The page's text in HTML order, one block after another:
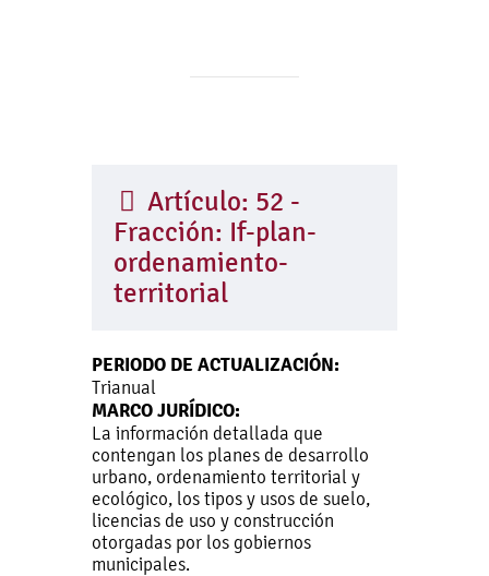
Artículo: 52 -
Fracción: If-plan-
ordenamiento-
territorial
PERIODO DE ACTUALIZACIÓN:
Trianual
MARCO JURÍDICO:
La información detallada que
contengan los planes de desarrollo
urbano, ordenamiento territorial y
ecológico, los tipos y usos de suelo,
licencias de uso y construcción
otorgadas por los gobiernos
municipales.